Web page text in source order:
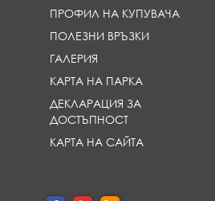
ПРОФИЛ НА КУПУВАЧА
ПОЛЕЗНИ ВРЪЗКИ
ГАЛЕРИЯ
КАРТА НА ПАРКА
ДЕКЛАРАЦИЯ ЗА
ДОСТЪПНОСТ
КАРТА НА САЙТА